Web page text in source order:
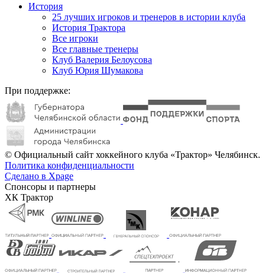
История
25 лучших игроков и тренеров в истории клуба
История Трактора
Все игроки
Все главные тренеры
Клуб Валерия Белоусова
Клуб Юрия Шумакова
При поддержке:
© Официальный сайт хоккейного клуба «Трактор» Челябинск.
Политика конфиденциальности
Сделано в Xpage
Спонсоры и партнеры
ХК Трактор